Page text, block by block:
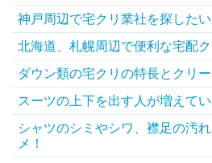
神戸周辺で宅クリ業社を探したい
北海道、札幌周辺で便利な宅配
ダウン類の宅クリの特長とクリ
スーツの上下を出す人が増えてい
シャツのシミやシワ、襟足の汚
メ！